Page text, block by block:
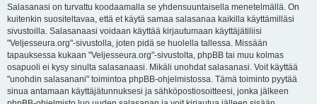
Salasanasi on turvattu koodaamalla se yhdensuuntaisella menetelmällä. On
kuitenkin suositeltavaa, että et käytä samaa salasanaa kaikilla käyttämilläsi
sivustoilla. Salasanaasi voidaan käyttää kirjautumaan käyttäjätiliisi
"Veljesseura.org"-sivustolla, joten pidä se huolella tallessa. Missään
tapauksessa kukaan "Veljesseura.org"-sivustolta, phpBB tai muu kolmas
osapuoli ei kysy sinulta salasanaasi. Mikäli unohdat salasanasi. Voit käyttää
"unohdin salasanani" toimintoa phpBB-ohjelmistossa. Tämä toiminto pyytää
sinua antamaan käyttäjätunnuksesi ja sähköpostiosoitteesi, jonka jälkeen